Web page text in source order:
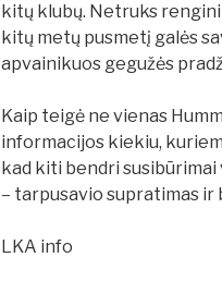
kitų klubų. Netruks
kitų metų pusmetį galės
apvainikuos gegužės
Kaip teigė ne vienas
informacijos kiekiu,
kad kiti bendri
– tarpusavio supratimas ir
LKA info